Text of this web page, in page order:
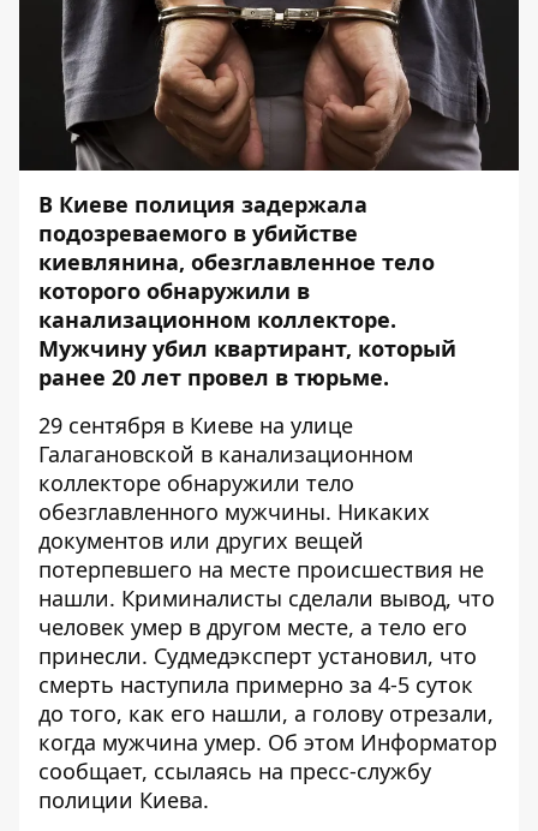
В Киеве полиция задержала
подозреваемого в убийстве
киевлянина, обезглавленное тело
которого обнаружили в
канализационном коллекторе.
Мужчину убил квартирант, который
ранее 20 лет провел в тюрьме.
29 сентября в Киеве на улице
Галагановской в канализационном
коллекторе обнаружили тело
обезглавленного мужчины. Никаких
документов или других вещей
потерпевшего на месте происшествия не
нашли. Криминалисты сделали вывод, что
человек умер в другом месте, а тело его
принесли. Судмедэксперт установил, что
смерть наступила примерно за 4-5 суток
до того, как его нашли, а голову отрезали,
когда мужчина умер. Об этом Информатор
сообщает, ссылаясь на пресс-службу
полиции Киева.